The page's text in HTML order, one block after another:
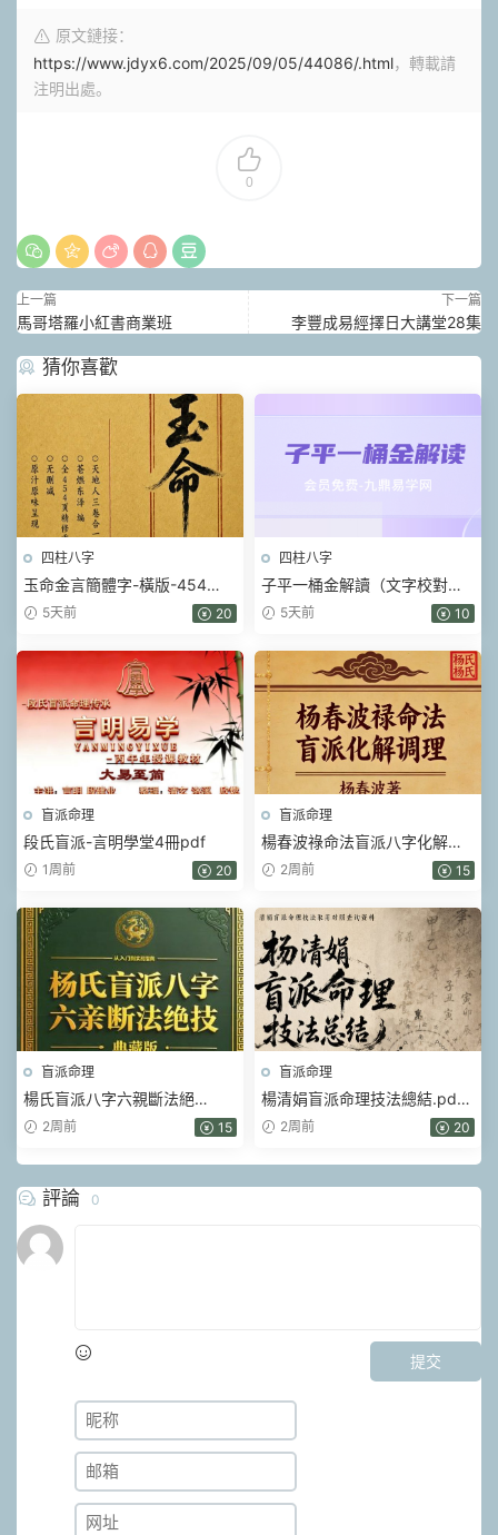
原文鏈接：
https://www.jdyx6.com/2025/09/05/44086/.html，轉載請
注明出處。
0
上一篇
馬哥塔羅小紅書商業班
下一篇
李豐成易經擇日大講堂28集
猜你喜歡
四柱八字
玉命金言簡體字-橫版-454
頁.pdf
5天前 20
四柱八字
子平一桶金解讀（文字校對整
理）.pdf 214頁
5天前 10
盲派命理
段氏盲派-言明學堂4冊pdf
1周前 20
盲派命理
楊春波祿命法盲派八字化解調
理A4銅版.pdf 372頁
2周前 15
盲派命理
楊氏盲派八字六親斷法絕
技.pdf 261頁
2周前 15
盲派命理
楊清娟盲派命理技法總結.pdf
190頁
2周前 20
評論 0
提交